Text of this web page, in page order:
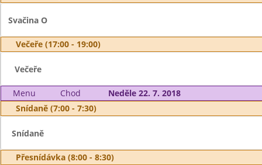
Svačina O
Večeře (17:00 - 19:00)
Večeře
Menu Chod
Neděle 22. 7. 2018
Snídaně (7:00 - 7:30)
Snídaně
Přesnídávka (8:00 - 8:30)